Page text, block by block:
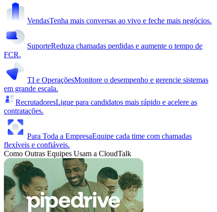
VendasTenha mais conversas ao vivo e feche mais negócios.
SuporteReduza chamadas perdidas e aumente o tempo de
FCR.
TI e OperaçõesMonitore o desempenho e gerencie sistemas
em grande escala.
RecrutadoresLigue para candidatos mais rápido e acelere as
contratações.
Para Toda a EmpresaEquipe cada time com chamadas
flexíveis e confiáveis.
Como Outras Equipes Usam a CloudTalk